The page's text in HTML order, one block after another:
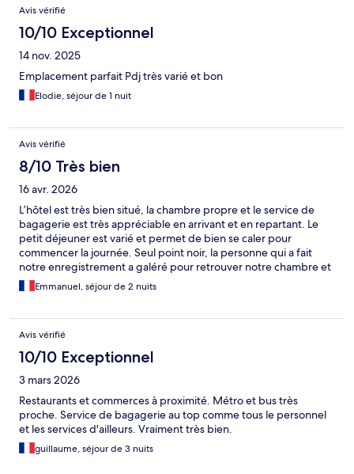
Avis vérifié
10/10 Exceptionnel
14 nov. 2025
Emplacement parfait Pdj très varié et bon
Elodie, séjour de 1 nuit
Avis vérifié
8/10 Très bien
16 avr. 2026
L’hôtel est très bien situé, la chambre propre et le service de
bagagerie est très appréciable en arrivant et en repartant. Le
petit déjeuner est varié et permet de bien se caler pour
commencer la journée. Seul point noir, la personne qui a fait
notre enregistrement a galéré pour retrouver notre chambre et
voulait nous en donner 2 avec un supplément.
Emmanuel, séjour de 2 nuits
Avis vérifié
10/10 Exceptionnel
3 mars 2026
Restaurants et commerces à proximité. Métro et bus très
proche. Service de bagagerie au top comme tous le personnel
et les services d'ailleurs. Vraiment très bien.
guillaume, séjour de 3 nuits